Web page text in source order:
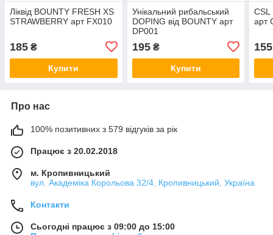
Ліквід BOUNTY FRESH XS
STRAWBERRY арт FX010
185 ₴
Купити
Унікальний рибальський
DOPING від BOUNTY арт
DP001
195₴
Купити
CSL
арт
155
Про нас
100% позитивних з 579 відгуків за рік
Працює з 20.02.2018
м. Кропивницький
вул. Академіка Корольова 32/4, Кропивницький, Україна
Контакти
Сьогодні працює з 09:00 до 15:00